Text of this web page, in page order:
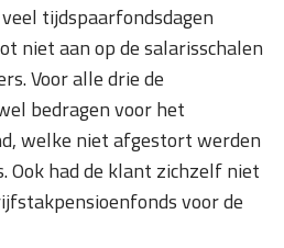
tijdspaarfondsdagen
niet aan op de salarisschalen
Voor alle drie de
bedragen voor het
welke niet afgestort werden
Ook had de klant zichzelf niet
voor de